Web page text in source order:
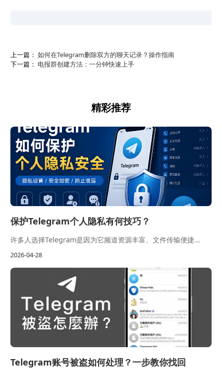
上一篇： 如何在Telegram删除双方的聊天记录？操作指南
下一篇： 电报群创建方法：一分钟快速上手
精彩推荐
保护Telegram个人隐私有何技巧？
许多人选择Telegram是因为它频道资源丰富、文件传输便捷...
2026-04-28
Telegram账号被盗如何处理？一步教你找回